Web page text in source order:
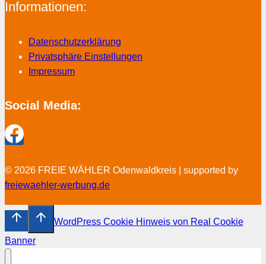
Informationen:
Datenschutzerklärung
Privatsphäre Einstellungen
Impressum
Social Media:
© 2026 FREIE WÄHLER Odenwaldkreis | supported by
freiewaehler-werbung.de
WordPress Cookie Hinweis von Real Cookie
Banner